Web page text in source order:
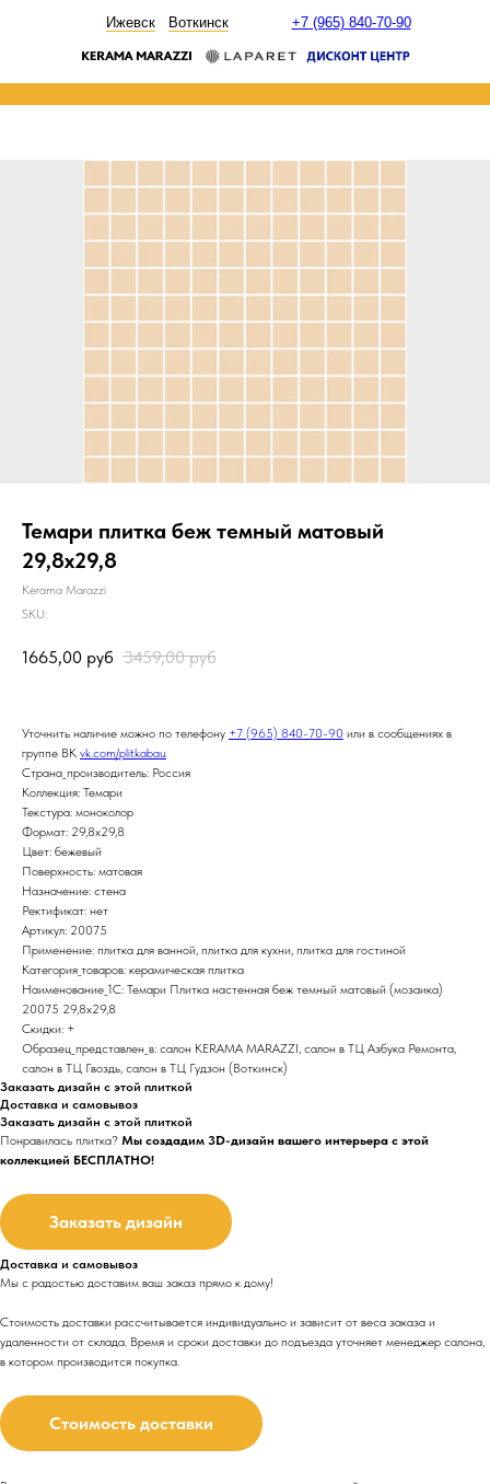
+7 (965) 840-70-90
Ижевск Воткинск
Темари плитка беж темный матовый
29,8х29,8
Kerama Marazzi
SKU:
1665,00 руб 3459,00 руб
Уточнить наличие можно по телефону +7 (965) 840-70-90 или в сообщениях в
группе ВК vk.com/plitkabau
Страна_производитель: Россия
Коллекция: Темари
Текстура: моноколор
Формат: 29,8x29,8
Цвет: бежевый
Поверхность: матовая
Назначение: стена
Ректификат: нет
Артикул: 20075
Применение: плитка для ванной, плитка для кухни, плитка для гостиной
Категория_товаров: керамическая плитка
Наименование_1С: Темари Плитка настенная беж темный матовый (мозаика)
20075 29,8х29,8
Скидки: +
Образец_представлен_в: салон KERAMA MARAZZI, салон в ТЦ Азбука Ремонта,
салон в ТЦ Гвоздь, салон в ТЦ Гудзон (Воткинск)
Заказать дизайн с этой плиткой
Доставка и самовывоз
Заказать дизайн с этой плиткой
Понравилась плитка? Мы создадим 3D-дизайн вашего интерьера с этой
коллекцией БЕСПЛАТНО!
Заказать дизайн
Доставка и самовывоз
Мы с радостью доставим ваш заказ прямо к дому!
Стоимость доставки рассчитывается индивидуально и зависит от веса заказа и
удаленности от склада. Время и сроки доставки до подъезда уточняет менеджер салона,
в котором производится покупка.
Стоимость доставки